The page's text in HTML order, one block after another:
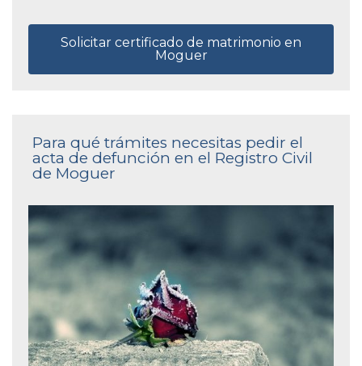
Solicitar certificado de matrimonio en
Moguer
Para qué trámites necesitas pedir el
acta de defunción en el Registro Civil
de Moguer